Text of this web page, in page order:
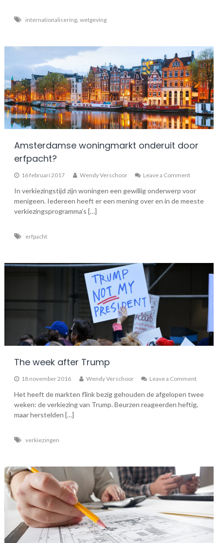
internationalisering, wetgeving
Amsterdamse woningmarkt onderuit door
erfpacht?
16 februari 2017 Wendy Verschoor Leave a Commenton
onderuit
In verkiezingstijd zijn woningen een gewillig onderwerp voor
menigeen. Iedereen heeft er een mening over en in de meeste
verkiezingsprogramma’s […]
erfpacht
The week after Trump
18 november 2016 Wendy Verschoor Leave a Commenton
week
after
Het heeft de markten flink bezig gehouden de afgelopen twee
weken: de verkiezing van Trump. Beurzen reageerden heftig,
maar herstelden […]
verkiezingen